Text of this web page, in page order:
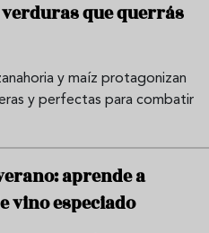
que querrás
y maíz protagonizan
y perfectas para combatir
aprende a
vino especiado